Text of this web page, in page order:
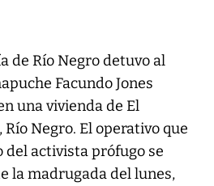
de Río Negro detuvo al
Facundo Jones
una vivienda de El
Río Negro. El operativo que
del activista prófugo se
la madrugada del lunes,